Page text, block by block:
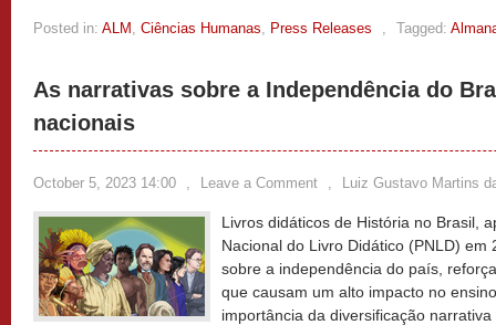
Posted in: ALM , Ciências Humanas, Press Releases , Tagged:
As narrativas sobre a Independência do
nacionais
October 5, 2023 14:00 , Leave a Comment , Luiz Gustavo Martins
Livros didáticos de História no Brasil,
Nacional do Livro Didático (PNLD)
sobre a independência do país,
que causam um alto impacto no
importância da diversificação